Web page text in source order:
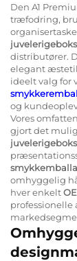
Den A1
træfodring,
juvelerigeboks
distributører.
elegant
ideelt valg for
og
Vores
gjort det
juvelerigeboks
omhyggelig
hver enkelt
professionelle